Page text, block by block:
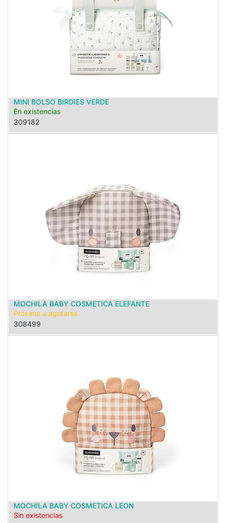
MINI BOLSO BIRDIES VERDE
En existencias
309182
MOCHILA BABY COSMETICA ELEFANTE
Próximo a agotarse
308499
MOCHILA BABY COSMETICA LEON
Sin existencias